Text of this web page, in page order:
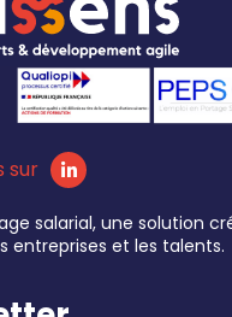
sur
salarial, une solution
entreprises et les talents.